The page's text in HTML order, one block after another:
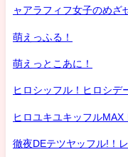
ャアラフィフ女子のめざ
萌えっふる！
萌えっとこあに！
ヒロシッフル！ヒロシデ
ヒロユキユキッフルMAX
徹夜DEテツヤッフル!！